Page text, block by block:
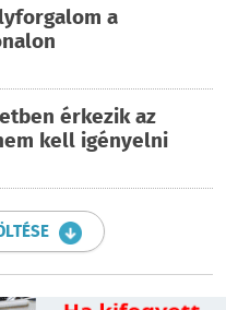
a
érkezik az
kell igényelni